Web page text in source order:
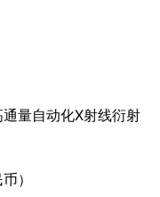
量自动化X射线衍射
）